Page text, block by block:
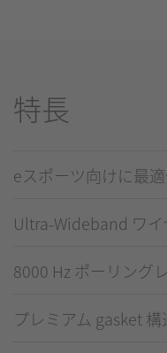
特長
eスポーツ向けに最
Ultra-Wideband ワ
8000 Hz ポーリング
プレミアム gasket 構